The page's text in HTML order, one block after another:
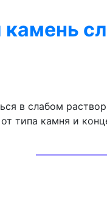
камень
в слабом
типа камня и